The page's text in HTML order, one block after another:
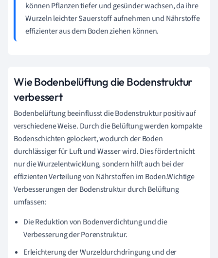
können Pflanzen tiefer und gesünder wachsen, da ihre
Wurzeln leichter Sauerstoff aufnehmen und Nährstoffe
effizienter aus dem Boden ziehen können.
Wie Bodenbelüftung die Bodenstruktur
verbessert
Bodenbelüftung beeinflusst die Bodenstruktur positiv auf
verschiedene Weise. Durch die Belüftung werden kompakte
Bodenschichten gelockert, wodurch der Boden
durchlässiger für Luft und Wasser wird. Dies fördert nicht
nur die Wurzelentwicklung, sondern hilft auch bei der
effizienten Verteilung von Nährstoffen im Boden.Wichtige
Verbesserungen der Bodenstruktur durch Belüftung
umfassen:
Die Reduktion von Bodenverdichtung und die
Verbesserung der Porenstruktur.
Erleichterung der Wurzeldurchdringung und der